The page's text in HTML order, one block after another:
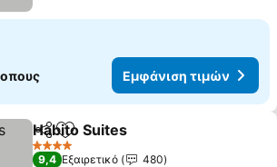
Εμφάνιση τιμών
Κοινοποίηση
Προσθήκη στα αγαπημένα
Habito Suites
4 Αστέρια
9,4 Εξαιρετικό
480